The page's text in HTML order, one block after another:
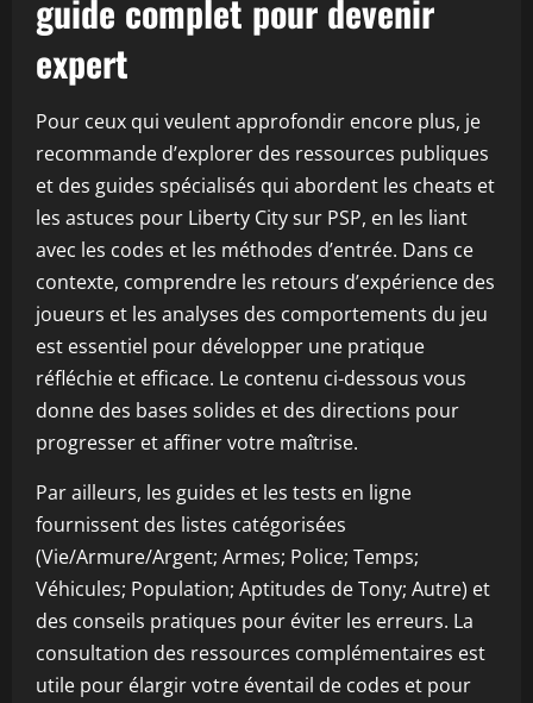
guide complet pour devenir
expert
Pour ceux qui veulent approfondir encore plus, je
recommande d’explorer des ressources publiques
et des guides spécialisés qui abordent les cheats et
les astuces pour Liberty City sur PSP, en les liant
avec les codes et les méthodes d’entrée. Dans ce
contexte, comprendre les retours d’expérience des
joueurs et les analyses des comportements du jeu
est essentiel pour développer une pratique
réfléchie et efficace. Le contenu ci-dessous vous
donne des bases solides et des directions pour
progresser et affiner votre maîtrise.
Par ailleurs, les guides et les tests en ligne
fournissent des listes catégorisées
(Vie/Armure/Argent; Armes; Police; Temps;
Véhicules; Population; Aptitudes de Tony; Autre) et
des conseils pratiques pour éviter les erreurs. La
consultation des ressources complémentaires est
utile pour élargir votre éventail de codes et pour